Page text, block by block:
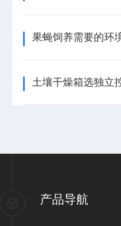
果蝇饲养需要的环
产品导航